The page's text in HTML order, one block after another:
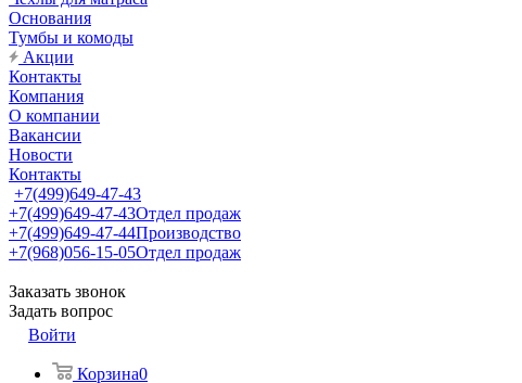
Основания
Тумбы и комоды
Акции
Контакты
Компания
О компании
Вакансии
Новости
Контакты
+7(499)649-47-43
+7(499)649-47-43Отдел продаж
+7(499)649-47-44Производство
+7(968)056-15-05Отдел продаж
Заказать звонок
Задать вопрос
Войти
Корзина0